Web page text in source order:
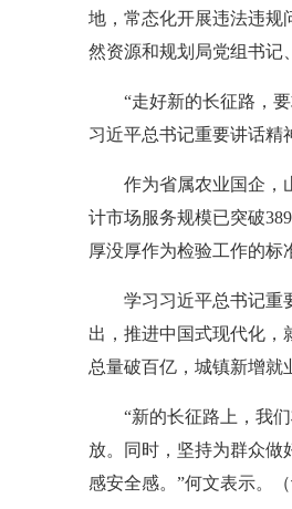
地，常态化开展违法违规
然资源和规划局党组书记
“走好新的长征路，
习近平总书记重要讲话精
作为省属农业国企，
计市场服务规模已突破
厚没厚作为检验工作的标
学习习近平总书记重
出，推进中国式现代化，
总量破百亿，城镇新增就
“新的长征路上，我
放。同时，坚持为群众做
感安全感。”何文表示。